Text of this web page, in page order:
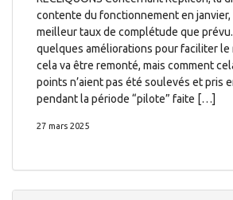
contente du fonctionnement en janvier,
meilleur taux de complétude que
quelques améliorations pour faciliter le
cela va être remonté, mais comment
points n’aient pas été soulevés et pris
pendant la période “pilote” faite […]
27 mars 2025